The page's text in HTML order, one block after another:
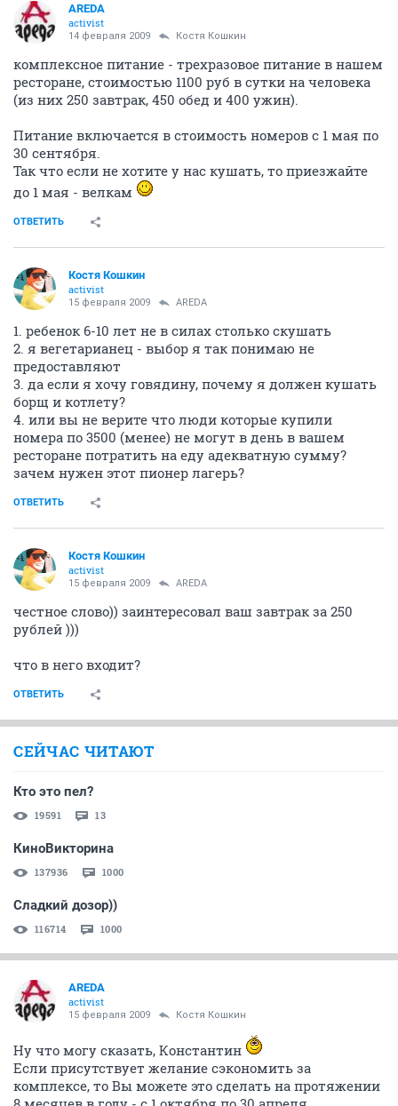
AREDA
activist
14 февраля 2009 Костя Кошкин
комплексное питание - трехразовое питание в нашем
ресторане, стоимостью 1100 руб в сутки на человека
(из них 250 завтрак, 450 обед и 400 ужин).
Питание включается в стоимость номеров с 1 мая по
30 сентября.
Так что если не хотите у нас кушать, то приезжайте
до 1 мая - велкам
ОТВЕТИТЬ
Костя Кошкин
activist
15 февраля 2009 AREDA
1. ребенок 6-10 лет не в силах столько скушать
2. я вегетарианец - выбор я так понимаю не
предоставляют
3. да если я хочу говядину, почему я должен кушать
борщ и котлету?
4. или вы не верите что люди которые купили
номера по 3500 (менее) не могут в день в вашем
ресторане потратить на еду адекватную сумму?
зачем нужен этот пионер лагерь?
ОТВЕТИТЬ
Костя Кошкин
activist
15 февраля 2009 AREDA
честное слово)) заинтересовал ваш завтрак за 250
рублей )))
что в него входит?
ОТВЕТИТЬ
СЕЙЧАС ЧИТАЮТ
Кто это пел?
19591 13
КиноВикторина
137936 1000
Сладкий дозор))
116714 1000
AREDA
activist
15 февраля 2009 Костя Кошкин
Ну что могу сказать, Константин
Если присутствует желание сэкономить за
комплексе, то Вы можете это сделать на протяжении